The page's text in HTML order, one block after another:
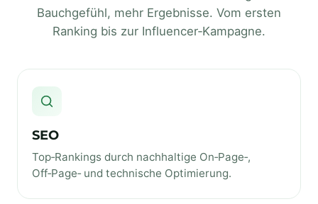
Bauchgefühl, mehr Ergebnisse. Vom ersten
Ranking bis zur Influencer‑Kampagne.
SEO
Top‑Rankings durch nachhaltige On‑Page‑,
Off‑Page‑ und technische Optimierung.